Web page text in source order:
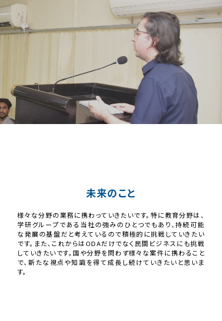
未来のこと
様々な分野の業務に携わっていきたいです。特に教育分野は、
学研グループである当社の強みのひとつでもあり、持続可能
な発展の基盤だと考えているので積極的に挑戦していきたい
です。また、これからはODAだけでなく民間ビジネスにも挑戦
していきたいです。国や分野を問わず様々な案件に携わること
で、新たな視点や知識を得て成長し続けていきたいと思いま
す。